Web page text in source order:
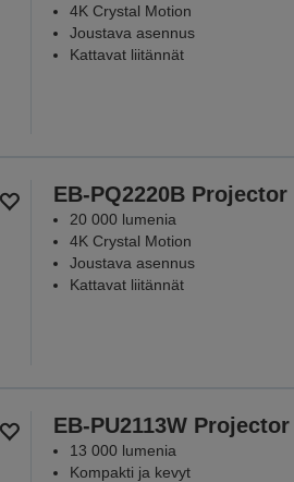
4K Crystal Motion
Joustava asennus
Kattavat liitännät
EB-PQ2220B Projector
20 000 lumenia
4K Crystal Motion
Joustava asennus
Kattavat liitännät
EB-PU2113W Projector
13 000 lumenia
Kompakti ja kevyt